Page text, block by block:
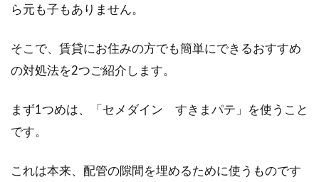
冬がくる前に窓を断熱しよう！効果
冬は暖房で部屋を暖めますが、いくら暖房をつ
はありません...
ガスコンロを設置したい！都市ガス
ら元も子もありません。
そこで、賃貸にお住みの方でも簡単にできるおすすめ
の対処法を2つご紹介します。
まず1つめは、「セメダイン すきまパテ」を使うこと
です。
これは本来、配管の隙間を埋めるために使うものです